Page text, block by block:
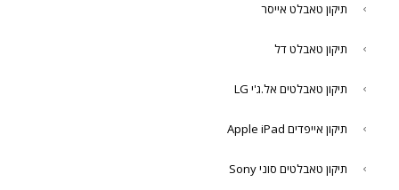
תיקון טאבלט אייסר
תיקון טאבלט דל
תיקון טאבלטים אל.ג'י LG
תיקון אייפדים Apple iPad
תיקון טאבלטים סוני Sony